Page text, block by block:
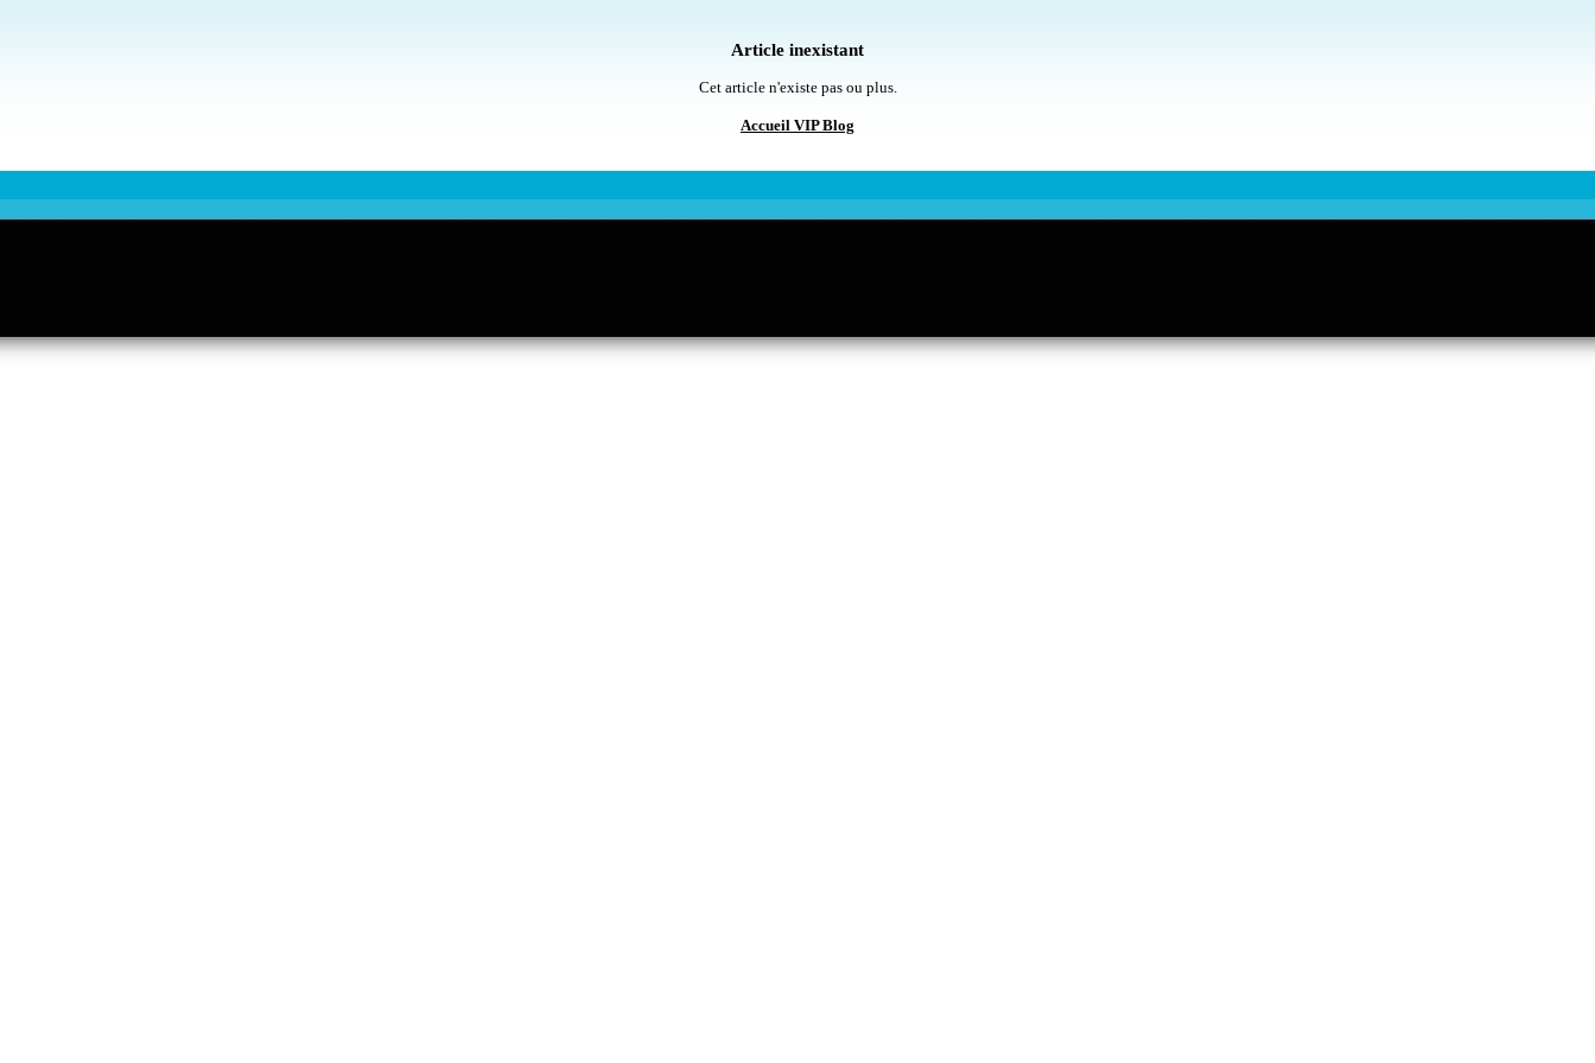
Article inexistant
Cet article n'existe pas ou plus.
Accueil VIP Blog